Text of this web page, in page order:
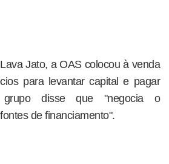
Jato, a OAS colocou à venda
para levantar capital e pagar
disse que "negocia o
de financiamento".